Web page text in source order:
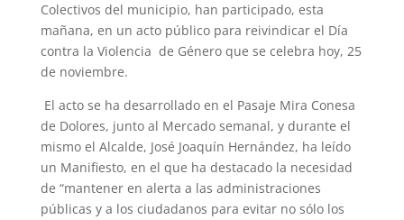
Colectivos del municipio, han participado, esta
mañana, en un acto público para reivindicar el Día
contra la Violencia de Género que se celebra hoy, 25
de noviembre.
El acto se ha desarrollado en el Pasaje Mira Conesa
de Dolores, junto al Mercado semanal, y durante el
mismo el Alcalde, José Joaquín Hernández, ha leído
un Manifiesto, en el que ha destacado la necesidad
de “mantener en alerta a las administraciones
públicas y a los ciudadanos para evitar no sólo los